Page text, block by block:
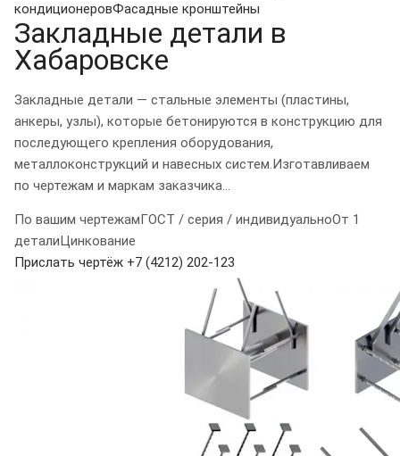
кондиционеровФасадные кронштейны
Закладные детали в
Хабаровске
Закладные детали — стальные элементы (пластины,
анкеры, узлы), которые бетонируются в конструкцию для
последующего крепления оборудования,
металлоконструкций и навесных систем.Изготавливаем
по чертежам и маркам заказчика...
По вашим чертежамГОСТ / серия / индивидуальноОт 1
деталиЦинкование
Прислать чертёж +7 (4212) 202-123